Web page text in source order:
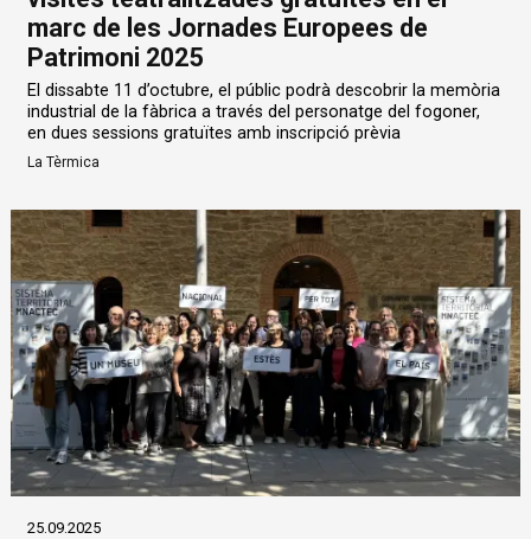
marc de les Jornades Europees de
Patrimoni 2025
El dissabte 11 d’octubre, el públic podrà descobrir la memòria
industrial de la fàbrica a través del personatge del fogoner,
en dues sessions gratuïtes amb inscripció prèvia
La Tèrmica
25.09.2025